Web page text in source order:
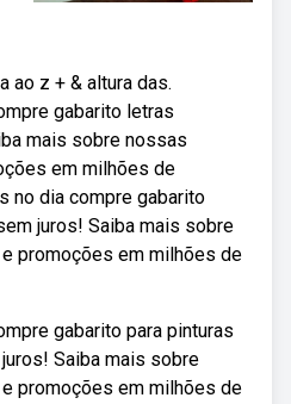
ao z + & altura das.
gabarito letras
mais sobre nossas
em milhões de
no dia compre gabarito
juros! Saiba mais sobre
promoções em milhões de
gabarito para pinturas
Saiba mais sobre
promoções em milhões de